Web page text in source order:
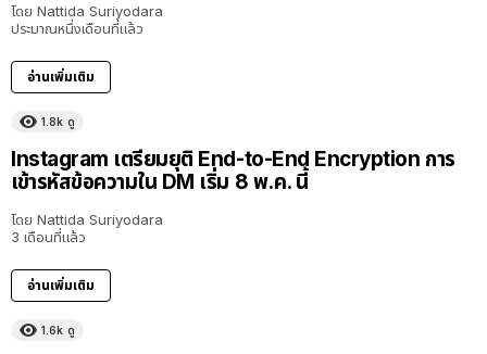
โดย Nattida Suriyodara
ประมาณหนึ่งเดือนที่แล้ว
อ่านเพิ่มเติม
1.8k ดู
Instagram เตรียมยุติ End-to-End Encryption การ
เข้ารหัสข้อความใน DM เริ่ม 8 พ.ค. นี้
โดย Nattida Suriyodara
3 เดือนที่แล้ว
อ่านเพิ่มเติม
1.6k ดู